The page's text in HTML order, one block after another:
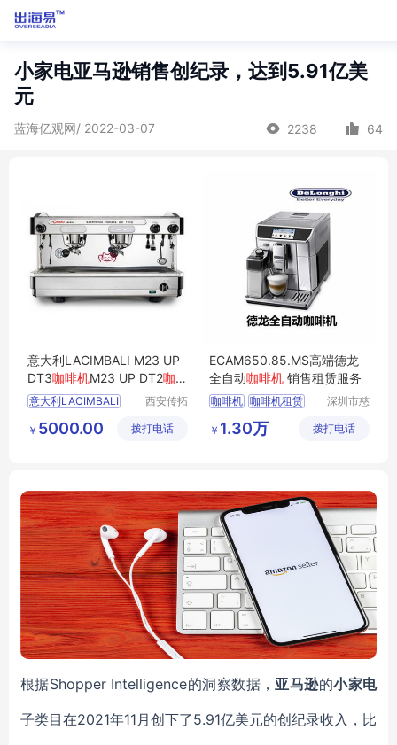
小家电亚马逊销售创纪录，达到5.91亿美
元
蓝海亿观网/ 2022-03-07 2238 64
意大利LACIMBALI M23 UP
DT3咖啡机M23 UP DT2咖啡
机
咖啡机
意大利LACIMBALI
DT2咖啡机
西安传拓
公司
￥ 5000.00 拨打电话
ECAM650.85.MS高端德龙
全自动咖啡机 销售租赁服务
咖啡机 咖啡机租赁
德龙咖啡机
深圳市慈
限公司
￥ 1.30万 拨打电话
根据Shopper Intelligence的洞察数据，亚马逊的小家电
子类目在2021年11月创下了5.91亿美元的创纪录收入，比